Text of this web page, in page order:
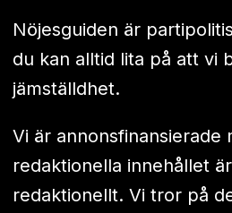
Nöjesguiden är
du kan alltid lita på att vi
jämställdhet.
Vi är annonsfinansierade
redaktionella innehållet
redaktionellt. Vi tror på